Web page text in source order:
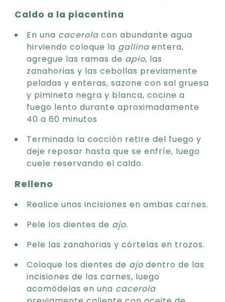
Caldo a la piacentina
En una cacerola con abundante agua
hirviendo coloque la gallina entera,
agregue las ramas de apio, las
zanahorias y las cebollas previamente
peladas y enteras, sazone con sal gruesa
y pimineta negra y blanca, cocine a
fuego lento durante aproximadamente
40 a 60 minutos
Terminada la cocción retire del fuego y
deje reposar hasta que se enfríe, luego
cuele reservando el caldo.
Relleno
Realice unas incisiones en ambas carnes.
Pele los dientes de ajo.
Pele las zanahorias y córtelas en trozos.
Coloque los dientes de ajo dentro de las
incisiones de las carnes, luego
acomódelas en una cacerola